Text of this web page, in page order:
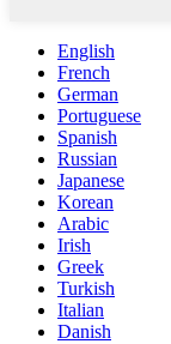
English
French
German
Portuguese
Spanish
Russian
Japanese
Korean
Arabic
Irish
Greek
Turkish
Italian
Danish